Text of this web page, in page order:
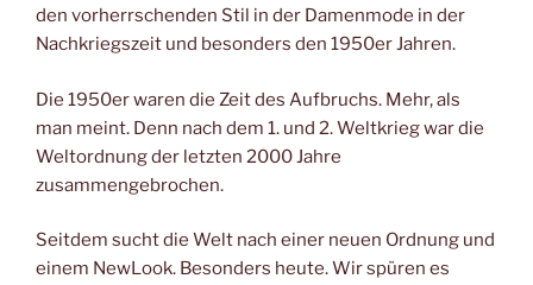
den vorherrschenden Stil in der Damenmode in der
Nachkriegszeit und besonders den 1950er Jahren.
Die 1950er waren die Zeit des Aufbruchs. Mehr, als
man meint. Denn nach dem 1. und 2. Weltkrieg war die
Weltordnung der letzten 2000 Jahre
zusammengebrochen.
Seitdem sucht die Welt nach einer neuen Ordnung und
einem NewLook. Besonders heute. Wir spüren es